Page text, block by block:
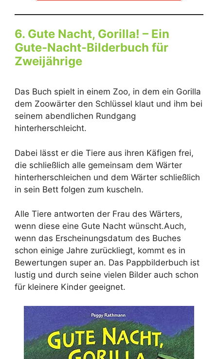
6. Gute Nacht, Gorilla! – Ein
Gute-Nacht-Bilderbuch für
Zweijährige
Das Buch spielt in einem Zoo, in dem ein Gorilla
dem Zoowärter den Schlüssel klaut und ihm bei
seinem abendlichen Rundgang
hinterherschleicht.
Dabei lässt er die Tiere aus ihren Käfigen frei,
die schließlich alle gemeinsam dem Wärter
hinterherschleichen und dem Wärter schließlich
in sein Bett folgen zum kuscheln.
Alle Tiere antworten der Frau des Wärters,
wenn diese eine Gute Nacht wünscht.Auch,
wenn das Erscheinungsdatum des Buches
schon einige Jahre zurückliegt, kommt es in
Bewertungen super an. Das Pappbilderbuch ist
lustig und durch seine vielen Bilder auch schon
für kleinere Kinder geeignet.